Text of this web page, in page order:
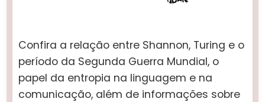
Confira a relação entre Shannon, Turing e o
período da Segunda Guerra Mundial, o
papel da entropia na linguagem e na
comunicação, além de informações sobre